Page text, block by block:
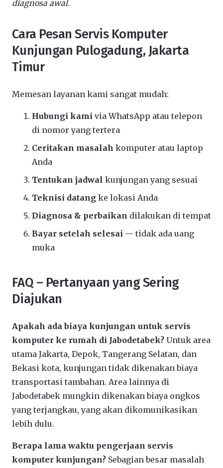
diagnosa awal.
Cara Pesan Servis Komputer
Kunjungan Pulogadung, Jakarta
Timur
Memesan layanan kami sangat mudah:
Hubungi kami via WhatsApp atau telepon
di nomor yang tertera
Ceritakan masalah komputer atau laptop
Anda
Tentukan jadwal kunjungan yang sesuai
Teknisi datang ke lokasi Anda
Diagnosa & perbaikan dilakukan di tempat
Bayar setelah selesai — tidak ada uang
muka
FAQ – Pertanyaan yang Sering
Diajukan
Apakah ada biaya kunjungan untuk servis
komputer ke rumah di Jabodetabek? Untuk area
utama Jakarta, Depok, Tangerang Selatan, dan
Bekasi kota, kunjungan tidak dikenakan biaya
transportasi tambahan. Area lainnya di
Jabodetabek mungkin dikenakan biaya ongkos
yang terjangkau, yang akan dikomunikasikan
lebih dulu.
Berapa lama waktu pengerjaan servis
komputer kunjungan? Sebagian besar masalah